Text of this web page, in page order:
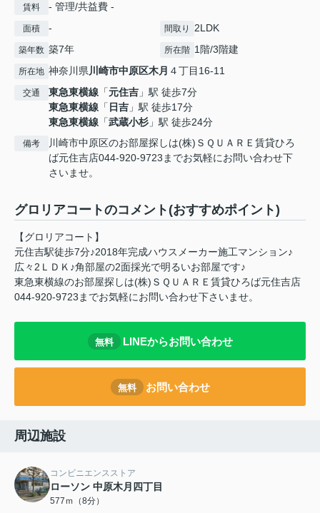
賃料 - 管理/共益費 -
面積 - 間取り 2LDK
築年数 築7年 所在階 1階/3階建
所在地 神奈川県川崎市中原区木月 ４丁目16-11
交通 東急東横線 「元住吉 」駅 徒歩7分
東急東横線 「 日吉 」駅 徒歩17分
東急東横線 「武蔵小杉 」駅 徒歩24分
備考
川崎市中原区のお部屋探しは(株)ＳＱＵＡＲＥ賃貸ひろ
ば元住吉店044-920-9723までお気軽にお問い合わせ下
さいませ。
グロリアコートのコメント(おすすめポイント)
【グロリアコート】
元住吉駅徒歩7分♪2018年完成ハウスメーカー施工マンション♪
広々2ＬＤＫ♪角部屋の2面採光で明るいお部屋です♪
東急東横線のお部屋探しは(株)ＳＱＵＡＲＥ賃貸ひろば元住吉店
044-920-9723までお気軽にお問い合わせ下さいませ。
無料 LINEからお問い合わせ
無料 お問い合わせ
周辺施設
コンビニエンスストア
ローソン 中原木月四丁目
577ｍ（8分）